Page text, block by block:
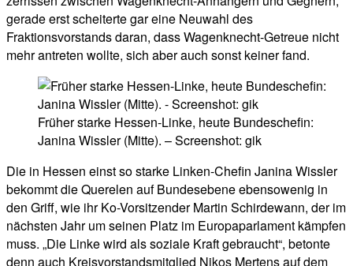
gerade erst scheiterte gar eine Neuwahl des
Fraktionsvorstands daran, dass Wagenknecht-Getreue nicht
mehr antreten wollte, sich aber auch sonst keiner fand.
Früher starke Hessen-Linke, heute Bundeschefin:
Janina Wissler (Mitte). – Screenshot: gik
Die in Hessen einst so starke Linken-Chefin Janina Wissler
bekommt die Querelen auf Bundesebene ebensowenig in
den Griff, wie ihr Ko-Vorsitzender Martin Schirdewann, der im
nächsten Jahr um seinen Platz im Europaparlament kämpfen
muss. „Die Linke wird als soziale Kraft gebraucht“, betonte
denn auch Kreisvorstandsmitglied Nikos Mertens auf dem